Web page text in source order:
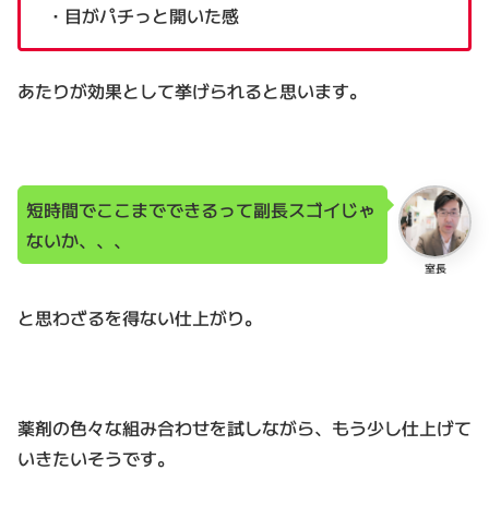
・目がパチっと開いた感
あたりが効果として挙げられると思います。
室長
短時間でここまでできるって副長スゴイじゃ
ないか、、、
と思わざるを得ない仕上がり。
薬剤の色々な組み合わせを試しながら、もう少し仕上げて
いきたいそうです。